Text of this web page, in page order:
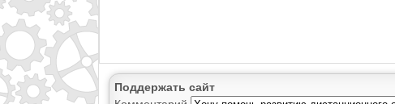
Поддержать сайт